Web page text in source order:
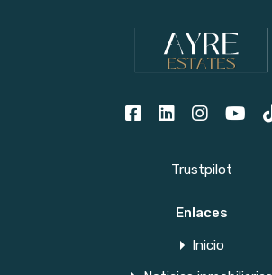
Trustpilot
Enlaces
Inicio